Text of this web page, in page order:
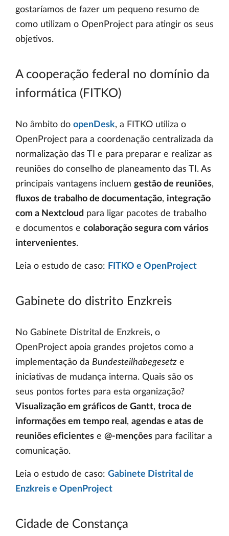
gostaríamos de fazer um pequeno resumo de
como utilizam o OpenProject para atingir os seus
objetivos.
A cooperação federal no domínio da
informática (FITKO)
No âmbito do openDesk, a FITKO utiliza o
OpenProject para a coordenação centralizada da
normalização das TI e para preparar e realizar as
reuniões do conselho de planeamento das TI. As
principais vantagens incluem gestão de reuniões,
fluxos de trabalho de documentação, integração
com a Nextcloud para ligar pacotes de trabalho
e documentos e colaboração segura com vários
intervenientes.
Leia o estudo de caso: FITKO e OpenProject
Gabinete do distrito Enzkreis
No Gabinete Distrital de Enzkreis, o
OpenProject apoia grandes projetos como a
implementação da Bundesteilhabegesetz e
iniciativas de mudança interna. Quais são os
seus pontos fortes para esta organização?
Visualização em gráficos de Gantt, troca de
informações em tempo real , agendas e atas de
reuniões eficientes e @-menções para facilitar a
comunicação.
Leia o estudo de caso: Gabinete Distrital de
Enzkreis e OpenProject
Cidade de Constança